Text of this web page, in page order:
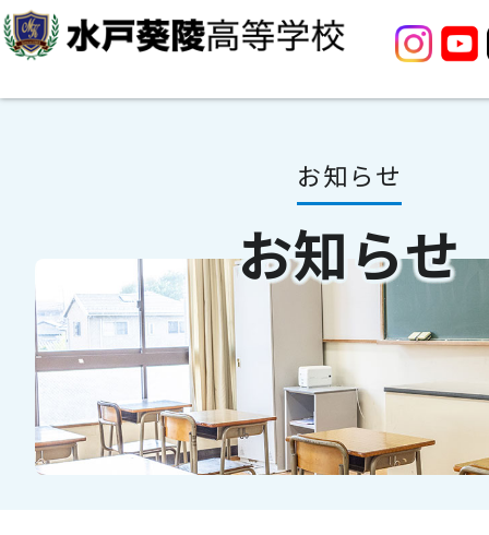
お知らせ
お知らせ